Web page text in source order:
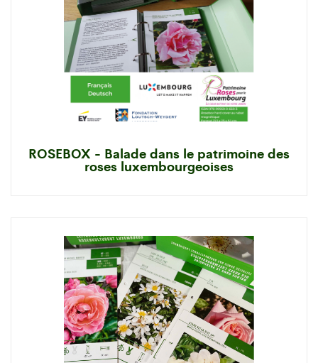
ROSEBOX - Balade dans le patrimoine des
roses luxembourgeoises